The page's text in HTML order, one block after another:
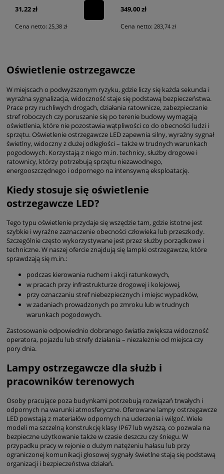
31,22 zł
Cena netto: 25,38 zł
349,00 zł
Cena netto: 283,74 zł
Oświetlenie ostrzegawcze
W miejscach o podwyższonym ryzyku, gdzie liczy się każda sekunda i
wyraźna sygnalizacja, widoczność staje się podstawą bezpieczeństwa.
Prace przy ruchliwych drogach, działania ratownicze, zabezpieczanie
stref roboczych czy poruszanie się po terenie budowy wymagają
oświetlenia, które nie pozostawia wątpliwości co do obecności ludzi i
sprzętu. Oświetlenie ostrzegawcze LED zapewnia silny, wyraźny sygnał
świetlny, widoczny z dużej odległości – także w trudnych warunkach
pogodowych. Korzystają z niego m.in. technicy, służby drogowe i
ratownicy, którzy potrzebują sprzętu niezawodnego,
energooszczędnego i odpornego na intensywną eksploatację.
Kiedy stosuje się oświetlenie
ostrzegawcze LED?
Tego typu oświetlenie przydaje się wszędzie tam, gdzie istotne jest
szybkie i wyraźne zaznaczenie obecności człowieka lub przeszkody.
Szczególnie często wykorzystywane jest przez służby porządkowe i
techniczne. W naszej ofercie znajdują się lampki ostrzegawcze, które
sprawdzają się m.in.:
podczas kierowania ruchem i akcji ratunkowych,
w pracach przy infrastrukturze drogowej i kolejowej,
przy oznaczaniu stref niebezpiecznych i miejsc wypadków,
w zadaniach prowadzonych po zmroku lub w trudnych
warunkach pogodowych.
Zastosowanie odpowiednio dobranego światła zwiększa widoczność
operatora, pojazdu lub strefy działania – niezależnie od miejsca czy
pory dnia.
Lampy ostrzegawcze dla służb i
pracowników terenowych
Osoby pracujące poza budynkami potrzebują rozwiązań trwałych i
odpornych na warunki atmosferyczne. Oferowane lampy ostrzegawcze
LED powstają z materiałów odpornych na uderzenia i wilgoć. Wiele
modeli ma szczelną konstrukcję klasy IP67 lub wyższą, co pozwala na
bezpieczne użytkowanie także w czasie deszczu czy śniegu. W
przypadku pracy w rejonie o dużym natężeniu hałasu lub przy
ograniczonej komunikacji głosowej sygnały świetlne stają się podstawą
organizacji i bezpieczeństwa działań.